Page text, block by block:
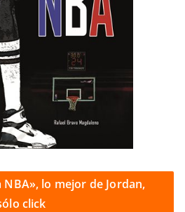
NBA», lo mejor de Jordan,
click